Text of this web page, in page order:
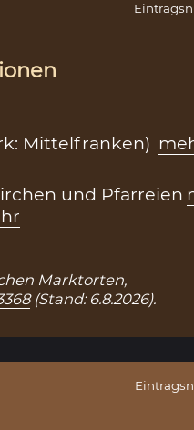
Mittelfranken)
und Pfarreien
Marktorten,
(Stand: 6.8.2026).